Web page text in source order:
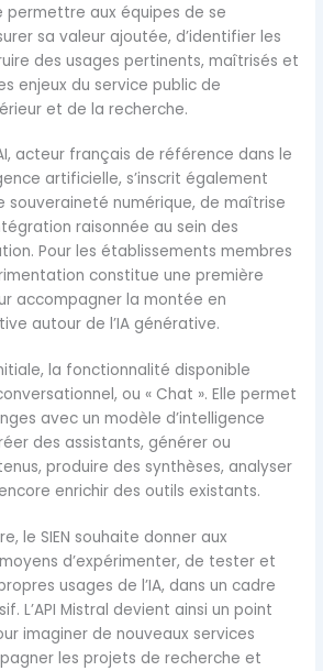
permettre aux équipes de se
sa valeur ajoutée, d’identifier les
des usages pertinents, maîtrisés et
enjeux du service public de
et de la recherche.
acteur français de référence dans le
artificielle, s’inscrit également
souveraineté numérique, de maîtrise
raisonnée au sein des
Pour les établissements membres
constitue une première
accompagner la montée en
autour de l’IA générative.
la fonctionnalité disponible
ou « Chat ». Elle permet
avec un modèle d’intelligence
des assistants, générer ou
produire des synthèses, analyser
enrichir des outils existants.
le SIEN souhaite donner aux
d’expérimenter, de tester et
usages de l’IA, dans un cadre
L’API Mistral devient ainsi un point
imaginer de nouveaux services
les projets de recherche et